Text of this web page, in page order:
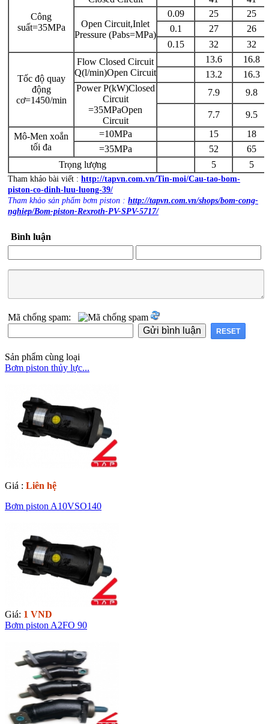
Công
suất=35MPa
Open Circuit,Inlet
Pressure (Pabs=MPa)
0.09 25
25
0.1
27
26
0.15
32 32
Tốc độ quay
động
cơ=1450/min
Flow Closed Circuit
Q(l/min)Open Circuit
13.6
16.8
13.2
16.3
Power P(kW)Closed
Circuit
=35MPaOpen
Circuit
7.9 9.8
7.7 9.5
Mô-Men xoắn
tối đa
=10MPa 15
18
=35MPa
52
65
Trọng lượng
5 5
Tham khảo bài viết : http://tapvn.com.vn/Tin-moi/Cau-tao-bom-
piston-co-dinh-luu-luong-39/
Tham khảo sản phẩm bơm piston : http://tapvn.com.vn/shops/bom-cong-
nghiep/Bom-piston-Rexroth-PV-SPV-5717/
Bình luận
Mã chống spam:
Sản phẩm cùng loại
Bơm piston thủy lực...
Giá : Liên hệ
Bơm piston A10VSO140
Giá: 1 VND
Bơm piston A2FO 90